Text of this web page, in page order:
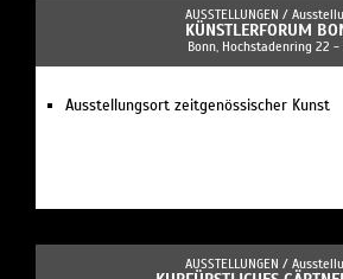
AUSSTELLUNGEN /
KÜNSTLERFORUM
Bonn, Hochstadenring 22 -
Ausstellungsort zeitgenössischer Kunst
AUSSTELLUNGEN /